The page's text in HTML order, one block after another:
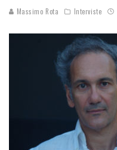
Massimo Rota Interviste